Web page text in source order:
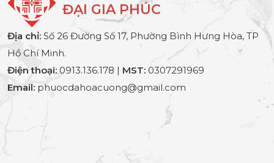
ĐẠI GIA PHÚC
Địa chỉ: Số 26 Đường Số 17, Phường Bình Hưng Hòa, TP
Hồ Chí Minh.
Điện thoại: 0913.136.178 | MST: 0307291969
Email: phuocdahoacuong@gmail.com